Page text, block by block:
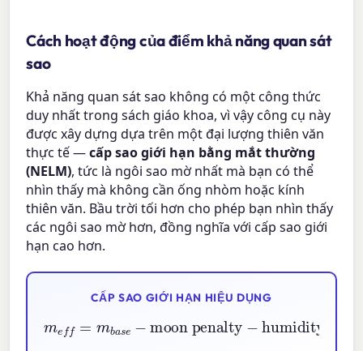
Cách hoạt động của điểm khả năng quan sát
sao
Khả năng quan sát sao không có một công thức
duy nhất trong sách giáo khoa, vì vậy công cụ này
được xây dựng dựa trên một đại lượng thiên văn
thực tế —cấp sao giới hạn bằng mắt thường
(NELM), tức là ngôi sao mờ nhất mà bạn có thể
nhìn thấy mà không cần ống nhòm hoặc kính
thiên văn. Bầu trời tối hơn cho phép bạn nhìn thấy
các ngôi sao mờ hơn, đồng nghĩa với cấp sao giới
hạn cao hơn.
CẤP SAO GIỚI HẠN HIỆU DỤNG
m =mbase−
moon penalty −humidity penalty